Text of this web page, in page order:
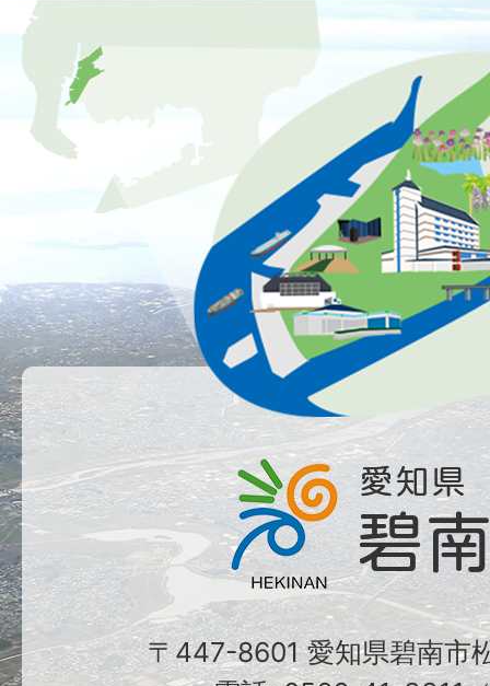
〒447-8601 愛知県碧南市